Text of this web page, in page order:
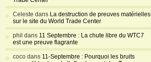
Celeste dans La destruction de preuves matérielles
sur le site du World Trade Center
phil dans 11 Septembre : La chute libre du WTC7
est une preuve flagrante
coco dans 11-Septembre : Pourquoi les bruits